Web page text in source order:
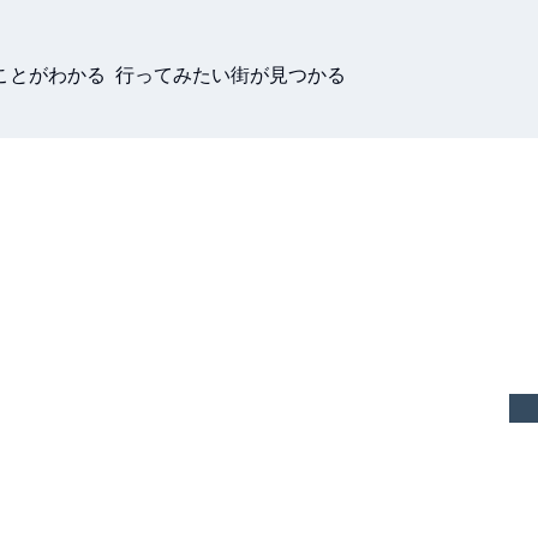
とがわかる 行ってみたい街が見つかる